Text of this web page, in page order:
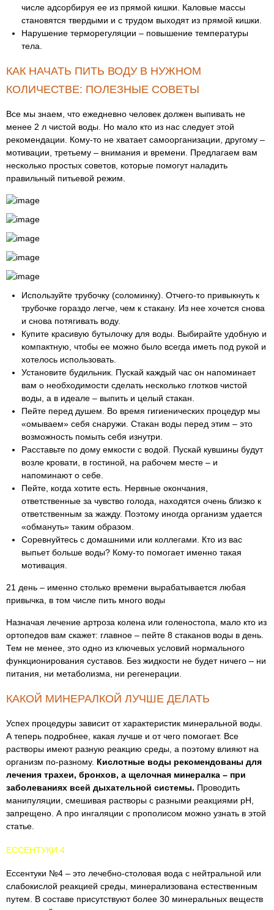
числе адсорбируя ее из прямой кишки. Каловые массы
становятся твердыми и с трудом выходят из прямой кишки.
Нарушение терморегуляции – повышение температуры
тела.
КАК НАЧАТЬ ПИТЬ ВОДУ В НУЖНОМ
КОЛИЧЕСТВЕ: ПОЛЕЗНЫЕ СОВЕТЫ
Все мы знаем, что ежедневно человек должен выпивать не
менее 2 л чистой воды. Но мало кто из нас следует этой
рекомендации. Кому-то не хватает самоорганизации, другому –
мотивации, третьему – внимания и времени. Предлагаем вам
несколько простых советов, которые помогут наладить
правильный питьевой режим.
Используйте трубочку (соломинку). Отчего-то привыкнуть к
трубочке гораздо легче, чем к стакану. Из нее хочется снова
и снова потягивать воду.
Купите красивую бутылочку для воды. Выбирайте удобную и
компактную, чтобы ее можно было всегда иметь под рукой и
хотелось использовать.
Установите будильник. Пускай каждый час он напоминает
вам о необходимости сделать несколько глотков чистой
воды, а в идеале – выпить и целый стакан.
Пейте перед душем. Во время гигиенических процедур мы
«омываем» себя снаружи. Стакан воды перед этим – это
возможность помыть себя изнутри.
Расставьте по дому емкости с водой. Пускай кувшины будут
возле кровати, в гостиной, на рабочем месте – и
напоминают о себе.
Пейте, когда хотите есть. Нервные окончания,
ответственные за чувство голода, находятся очень близко к
ответственным за жажду. Поэтому иногда организм удается
«обмануть» таким образом.
Соревнуйтесь с домашними или коллегами. Кто из вас
выпьет больше воды? Кому-то помогает именно такая
мотивация.
21 день – именно столько времени вырабатывается любая
привычка, в том числе пить много воды
Назначая лечение артроза колена или голеностопа, мало кто из
ортопедов вам скажет: главное – пейте 8 стаканов воды в день.
Тем не менее, это одно из ключевых условий нормального
функционирования суставов. Без жидкости не будет ничего – ни
питания, ни метаболизма, ни регенерации.
КАКОЙ МИНЕРАЛКОЙ ЛУЧШЕ ДЕЛАТЬ
Успех процедуры зависит от характеристик минеральной воды.
А теперь подробнее, какая лучше и от чего помогает. Все
растворы имеют разную реакцию среды, а поэтому влияют на
организм по-разному. Кислотные воды рекомендованы для
лечения трахеи, бронхов, а щелочная минералка – при
заболеваниях всей дыхательной системы. Проводить
манипуляции, смешивая растворы с разными реакциями рН,
запрещено. А про ингаляции с прополисом можно узнать в этой
статье.
ЕССЕНТУКИ 4
Ессентуки №4 – это лечебно-столовая вода с нейтральной или
слабокислой реакцией среды, минерализована естественным
путем. В составе присутствуют более 30 минеральных веществ